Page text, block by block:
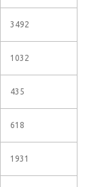
3492
1032
435
618
1931